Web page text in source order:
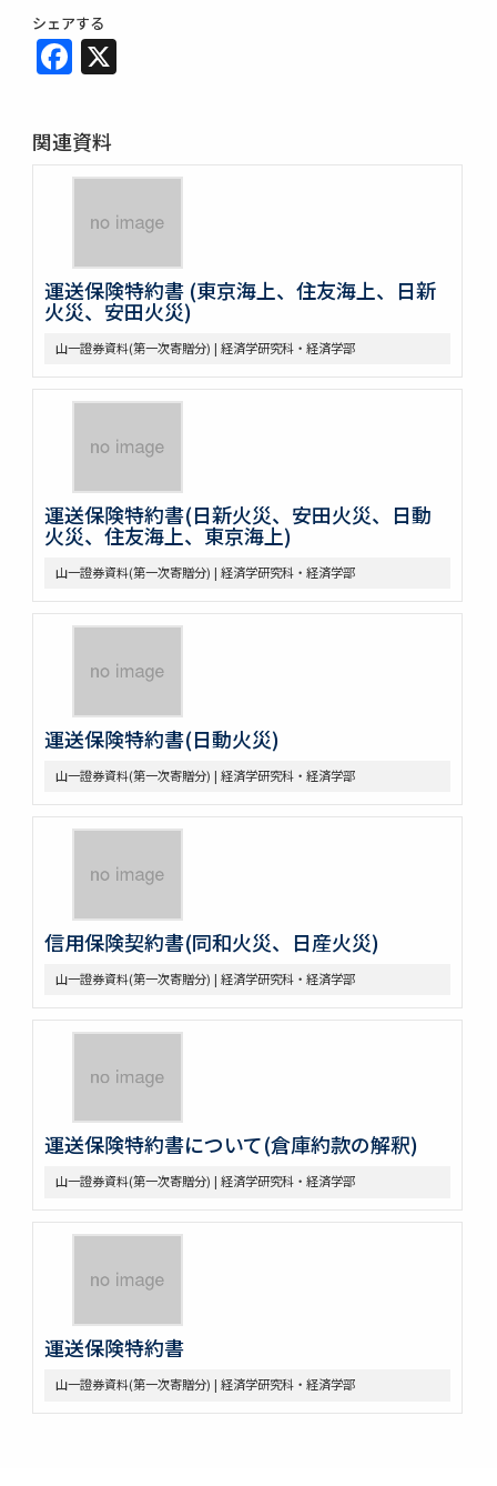
シェアする
Facebook
関連資料
運送保険特約書 (東京海上、住友海上、日新
火災、安田火災)
山一證券資料(第一次寄贈分) | 経済学研究科・経済学部
運送保険特約書(日新火災、安田火災、日動
火災、住友海上、東京海上)
山一證券資料(第一次寄贈分) | 経済学研究科・経済学部
運送保険特約書(日動火災)
山一證券資料(第一次寄贈分) | 経済学研究科・経済学部
信用保険契約書(同和火災、日産火災)
山一證券資料(第一次寄贈分) | 経済学研究科・経済学部
運送保険特約書について(倉庫約款の解釈)
山一證券資料(第一次寄贈分) | 経済学研究科・経済学部
運送保険特約書
山一證券資料(第一次寄贈分) | 経済学研究科・経済学部